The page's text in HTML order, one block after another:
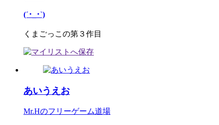
(´･_･`)
くまごっこの第３作目
あいうえお
Mr.Hのフリーゲーム道場